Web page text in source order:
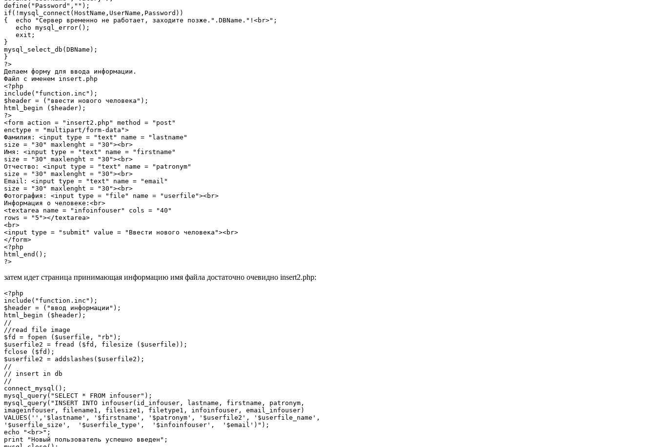
define("Password","");
if(!mysql_connect(HostName,UserName,Password))
{  echo "Сервер временно не работает, заходите позже.".DBName."!<br>";
echo mysql_error();
exit;
}
mysql_select_db(DBName);
}
?>
Делаем форму для ввода информации.
Файл с именем insert.php
<?php
include("function.inc");
$header = ("ввести нового человека");
html_begin ($header);
?>
<form action = "insert2.php" method = "post"
enctype = "multipart/form-data">
Фамилия: <input type = "text" name = "lastname"
size = "30" maxlenght = "30"><br>
Имя: <input type = "text" name = "firstname"
size = "30" maxlenght = "30"><br>
Отчество: <input type = "text" name = "patronym"
size = "30" maxlenght = "30"><br>
Email: <input type = "text" name = "email"
size = "30" maxlenght = "30"><br>
Фотография: <input type = "file" name = "userfile"><br>
Информация о человеке:<br>
<textarea name = "infoinfouser" cols = "40"
rows = "5"></textarea>
<br>
<input type = "submit" value = "Ввести нового человека"><br>
</form>
<?php
html_end();
затем идет страница принимающая информацию имя файла достаточно очевидно insert2.php:
<?php
include("function.inc");
$header = ("ввод информации");
html_begin ($header);
//
//read file image
$fd = fopen ($userfile, "rb");
$userfile2 = fread ($fd, filesize ($userfile));
fclose ($fd);
$userfile2 = addslashes($userfile2);
//
// insert in db
//
connect_mysql();
mysql_query("SELECT * FROM infouser");
mysql_query("INSERT INTO infouser(id_infouser, lastname, firstname, patronym,
imageinfouser, filename1, filesize1, filetype1, infoinfouser, email_infouser)
VALUES('','$lastname', '$firstname', '$patronym', '$userfile2', '$userfile_name',
'$userfile_size',  '$userfile_type',  '$infoinfouser',  '$email')");
echo "<br>";
print "Новый пользователь успешно введен";